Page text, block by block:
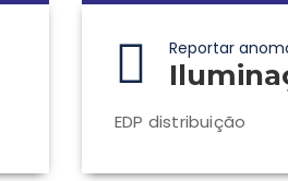
Reportar
EDP distribuição